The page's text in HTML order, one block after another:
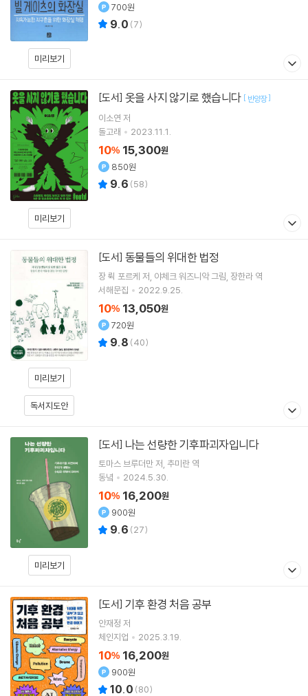
미리보기
700원
9.0 (7)
미리보기
[도서] 옷을 사지 않기로 했습니다 [ 반양장]
이소연 저
돌고래
2023.11.1.
10% 15,300원
850원
9.6 (58)
미리보기
독서지도안
[도서] 동물들의 위대한 법정
장 뤽 포르케 저 야체크 워즈니악그림 장한라 역
서해문집
2022.9.25.
10% 13,050원
720원
9.8 (40)
미리보기
[도서] 나는 선량한 기후파괴자입니다
토마스 브루더만저 추미란 역
동녘
2024.5.30.
10% 16,200원
900원
9.6 (27)
[도서] 기후 환경 처음 공부
안재정 저
체인지업
2025.3.19.
10% 16,200원
900원
10.0 (80)